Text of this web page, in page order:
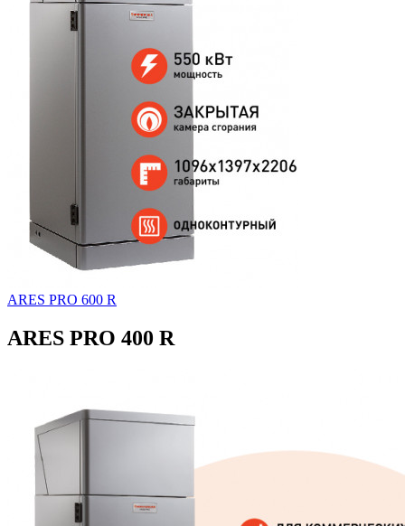
ARES PRO 600 R
ARES PRO 400 R